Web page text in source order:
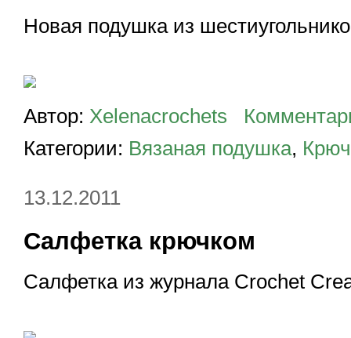
Новая подушка из
Автор: Xelenacrochets
Категории: Вязаная подушка,
13.12.2011
Салфетка крючком
Салфетка из журнала Crochet